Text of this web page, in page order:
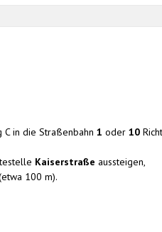
in die Straßenbahn 1 oder 10
Kaiserstraße aussteigen,
100 m).